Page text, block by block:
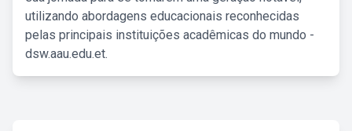
utilizando abordagens educacionais reconhecidas
pelas principais instituições acadêmicas do mundo -
dsw.aau.edu.et.